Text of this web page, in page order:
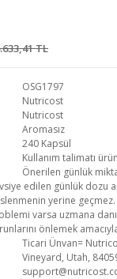
TL
OSG1797
Nutricost
Nutricost
Aromasız
240 Kapsül
Kullanım talimatı
Önerilen günlük
edilen günlük dozu
yerine
varsa uzmana
önlemek
Ticari Ünvan=
Vineyard, Utah,